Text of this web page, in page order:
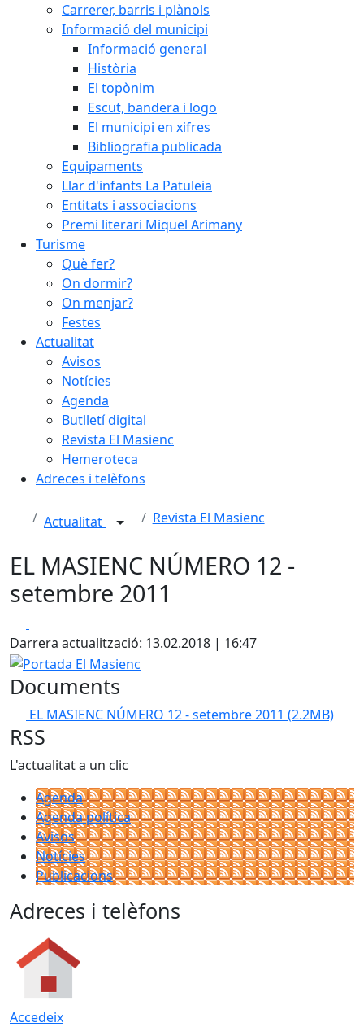
Carrerer, barris i plànols
Informació del municipi
Informació general
Història
El topònim
Escut, bandera i logo
El municipi en xifres
Bibliografia publicada
Equipaments
Llar d'infants La Patuleia
Entitats i associacions
Premi literari Miquel Arimany
Turisme
Què fer?
On dormir?
On menjar?
Festes
Actualitat
Avisos
Notícies
Agenda
Butlletí digital
Revista El Masienc
Hemeroteca
Adreces i telèfons
Actualitat Revista El Masienc
EL MASIENC NÚMERO 12 -
setembre 2011
Darrera actualització: 13.02.2018 | 16:47
Portada El Masienc
Documents
EL MASIENC NÚMERO 12 - setembre 2011 (2.2MB)
RSS
L'actualitat a un clic
Agenda
Agenda política
Avisos
Notícies
Publicacions
Adreces i telèfons
Accedeix